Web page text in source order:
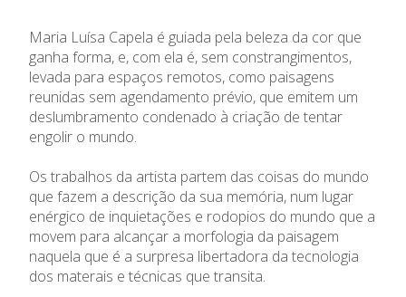
Maria Luísa Capela é guiada pela beleza da cor que
ganha forma, e, com ela é, sem constrangimentos,
levada para espaços remotos, como paisagens
reunidas sem agendamento prévio, que emitem um
deslumbramento condenado à criação de tentar
engolir o mundo.
Os trabalhos da artista partem das coisas do mundo
que fazem a descrição da sua memória, num lugar
enérgico de inquietações e rodopios do mundo que a
movem para alcançar a morfologia da paisagem
naquela que é a surpresa libertadora da tecnologia
dos materais e técnicas que transita.